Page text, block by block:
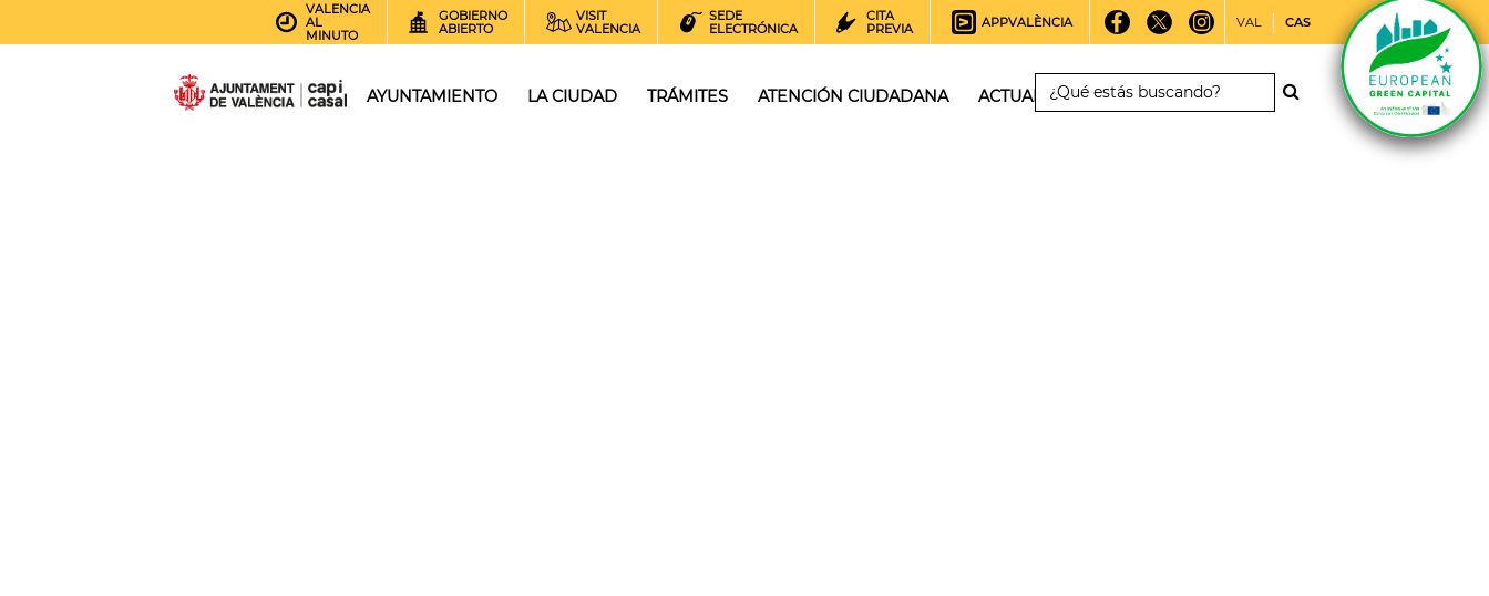
VALENCIA
AL
MINUTO
GOBIERNO
ABIERTO
VISIT
VALENCIA
SEDE
ELECTRÓNICA
CITA
PREVIA
APPVALÈNCIA VAL CAS
AYUNTAMIENTO LA CIUDAD TRÁMITES ATENCIÓN CIUDADANA ACTUALIDAD